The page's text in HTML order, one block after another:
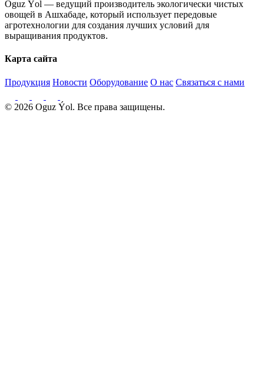
Oguz Ýol — ведущий производитель экологически чистых
овощей в Ашхабаде, который использует передовые
агротехнологии для создания лучших условий для
выращивания продуктов.
Карта сайта
Продукция Новости Оборудование О нас Связаться с нами
© 2026 Oguz Ýol. Все права защищены.